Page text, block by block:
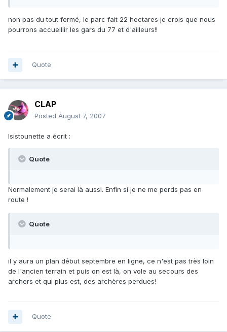
non pas du tout fermé, le parc fait 22 hectares je crois que nous
pourrons accueillir les gars du 77 et d'ailleurs!!
Quote
CLAP
Posted August 7, 2007
Isistounette a écrit :
Quote
Normalement je serai là aussi. Enfin si je ne me perds pas en
route !
Quote
il y aura un plan début septembre en ligne, ce n'est pas très loin
de l'ancien terrain et puis on est là, on vole au secours des
archers et qui plus est, des archères perdues!
Quote